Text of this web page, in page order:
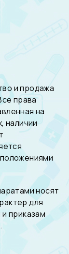
и продажа
права
на
наличии
носят
для
приказам